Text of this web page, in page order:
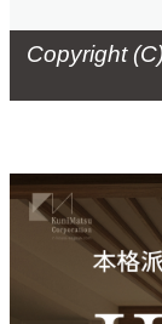
Copyright